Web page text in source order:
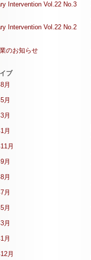
Intervention Vol.22 No.3
Intervention Vol.22 No.2
のお知らせ
ブ
月
月
月
月
月
月
月
月
月
月
月
月